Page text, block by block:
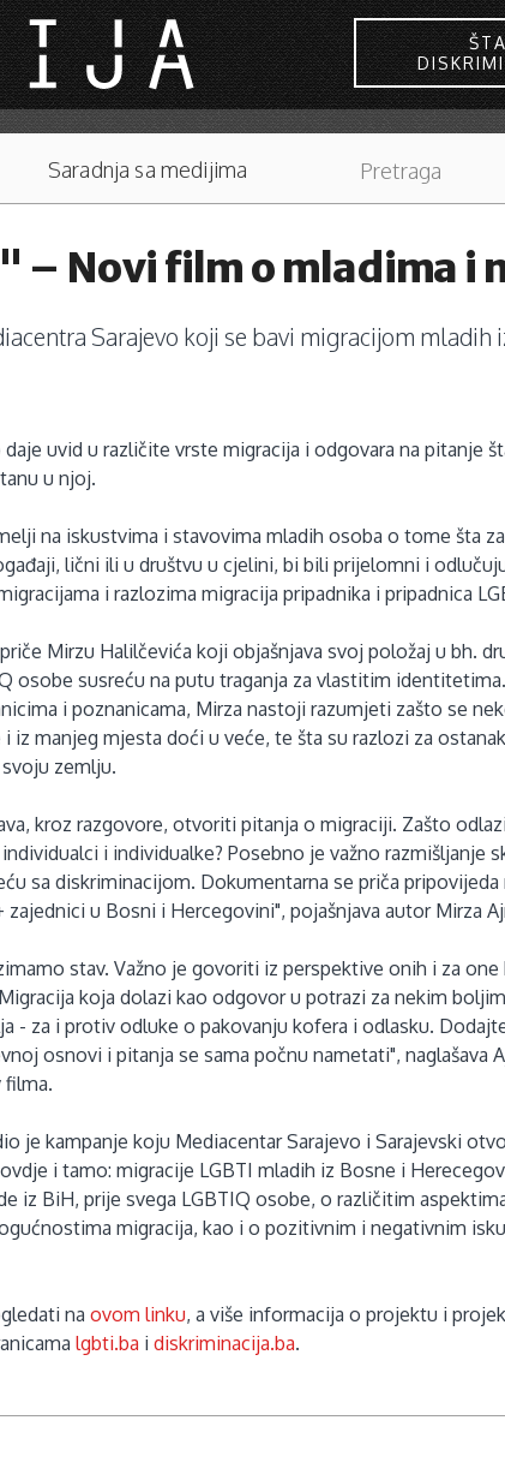
Saradnja sa medijima
– Novi film o mladima i
Sarajevo koji se bavi migracijom mladih
uvid u različite vrste migracija i odgovara na pitanje
u njoj.
na iskustvima i stavovima mladih osoba o tome šta
lični ili u društvu u cjelini, bi bili prijelomni i
i razlozima migracija pripadnika i pripadnica
Mirzu Halilčevića koji objašnjava svoj položaj u bh.
osobe susreću na putu traganja za vlastitim
i poznanicama, Mirza nastoji razumjeti zašto se
iz manjeg mjesta doći u veće, te šta su razlozi za
zemlju.
kroz razgovore, otvoriti pitanja o migraciji. Zašto
i individualke? Posebno je važno razmišljanje
sa diskriminacijom. Dokumentarna se priča pripovijeda
zajednici u Bosni i Hercegovini", pojašnjava autor Mirza
stav. Važno je govoriti iz perspektive onih i za
koja dolazi kao odgovor u potrazi za nekim
- za i protiv odluke o pakovanju kofera i odlasku.
osnovi i pitanja se sama počnu nametati", naglašava
filma.
je kampanje koju Mediacentar Sarajevo i Sarajevski
i tamo: migracije LGBTI mladih iz Bosne i
iz BiH, prije svega LGBTIQ osobe, o različitim
migracija, kao i o pozitivnim i negativnim
naovom linku, a više informacija o projektu i
lgbti.ba idiskriminacija.ba.